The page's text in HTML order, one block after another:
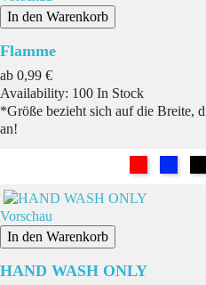
In den Warenkorb
Flamme
ab Preis
0,99 €
Availability: 100 In Stock
*Größe bezieht sich auf die Breite,
an!
Vorschau
In den Warenkorb
HAND WASH ONLY